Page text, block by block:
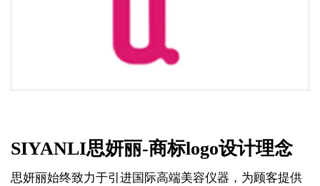
SIYANLI思妍丽-商标logo设计理念
思妍丽始终致力于引进国际高端美容仪器，为顾客提供